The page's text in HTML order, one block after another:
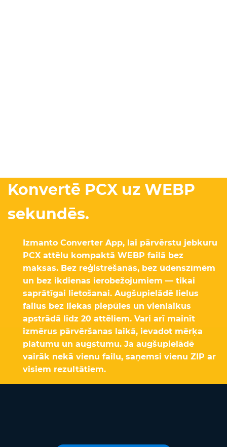
Konvertē PCX uz WEBP
sekundēs.
Izmanto Converter App, lai pārvērstu jebkuru
PCX attēlu kompaktā WEBP failā bez
maksas. Bez reģistrēšanās, bez ūdenszīmēm
un bez ikdienas ierobežojumiem — tikai
saprātīgai lietošanai. Augšupielādē lielus
failus bez liekas piepūles un vienlaikus
apstrādā līdz 20 attēliem. Vari arī mainīt
izmērus pārvēršanas laikā, ievadot mērķa
platumu un augstumu. Ja augšupielādē
vairāk nekā vienu failu, saņemsi vienu ZIP ar
visiem rezultātiem.